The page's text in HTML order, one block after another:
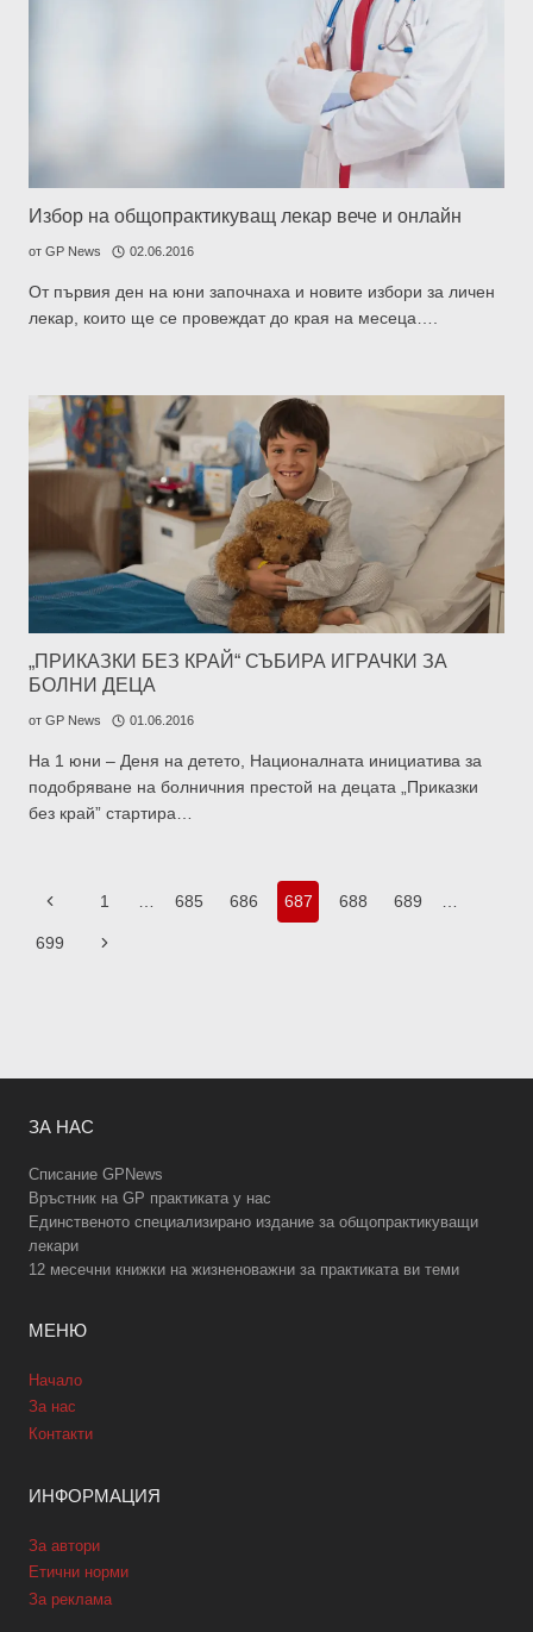
Избор на общопрактикуващ лекар вече и онлайн
от GP News 02.06.2016
От първия ден на юни започнаха и новите избори за личен
лекар, които ще се провеждат до края на месеца….
„ПРИКАЗКИ БЕЗ КРАЙ“ СЪБИРА ИГРАЧКИ ЗА
БОЛНИ ДЕЦА
от GP News 01.06.2016
На 1 юни – Деня на детето, Националната инициатива за
подобряване на болничния престой на децата „Приказки
без край” стартира…
Навигация
страницата
Предишна
страница
1 … 685 686 687 688 689 …
699
Следваща
ЗА НАС
Списание GPNews
Връстник на GP практиката у нас
Единственото специализирано издание за общопрактикуващи
лекари
12 месечни книжки на жизненоважни за практиката ви теми
МЕНЮ
Начало
За нас
Контакти
ИНФОРМАЦИЯ
За автори
Етични норми
За реклама